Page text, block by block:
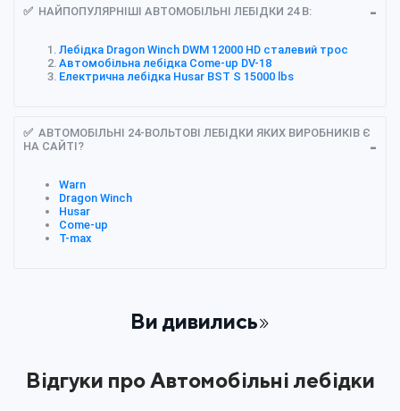
✅ НАЙПОПУЛЯРНІШІ АВТОМОБІЛЬНІ ЛЕБІДКИ 24 В:
Лебідка Dragon Winch DWM 12000 HD сталевий трос
Автомобільна лебідка Come-up DV-18
Електрична лебідка Husar BST S 15000 lbs
✅ АВТОМОБІЛЬНІ 24-ВОЛЬТОВІ ЛЕБІДКИ ЯКИХ ВИРОБНИКІВ Є
НА САЙТІ?
Warn
Dragon Winch
Husar
Come-up
T-max
Ви дивились
Відгуки про Автомобільні лебідки